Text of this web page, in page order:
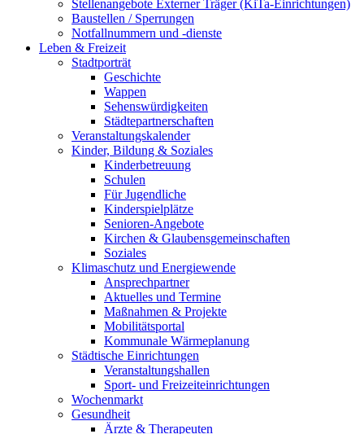
Stellenangebote Externer Träger (KiTa-Einrichtungen)
Baustellen / Sperrungen
Notfallnummern und -dienste
Leben & Freizeit
Stadtporträt
Geschichte
Wappen
Sehenswürdigkeiten
Städtepartnerschaften
Veranstaltungskalender
Kinder, Bildung & Soziales
Kinderbetreuung
Schulen
Für Jugendliche
Kinderspielplätze
Senioren-Angebote
Kirchen & Glaubensgemeinschaften
Soziales
Klimaschutz und Energiewende
Ansprechpartner
Aktuelles und Termine
Maßnahmen & Projekte
Mobilitätsportal
Kommunale Wärmeplanung
Städtische Einrichtungen
Veranstaltungshallen
Sport- und Freizeiteinrichtungen
Wochenmarkt
Gesundheit
Ärzte & Therapeuten